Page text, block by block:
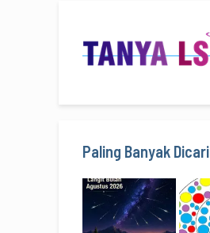
Paling Banyak Dicari